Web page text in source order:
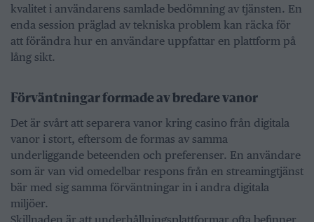
kvalitet i användarens samlade bedömning av tjänsten. En
enda session präglad av tekniska problem kan räcka för
att förändra hur en användare uppfattar en plattform på
lång sikt.
Förväntningar formade av bredare vanor
Det är svårt att separera vanor kring casino från digitala
vanor i stort, eftersom de formas av samma
underliggande beteenden och preferenser. En användare
som är van vid omedelbar respons från en streamingtjänst
bär med sig samma förväntningar in i andra digitala
miljöer.